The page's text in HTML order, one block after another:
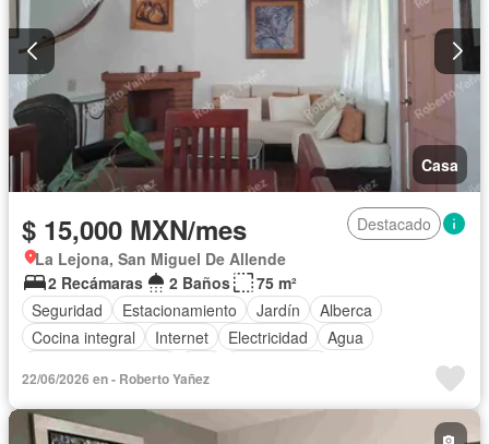
Casa
$ 15,000 MXN/mes
Destacado
La Lejona, San Miguel De Allende
2 Recámaras
2 Baños
75 m²
Seguridad
Estacionamiento Jardín
Alberca
Cocina integral
Internet Electricidad
Agua
Completamente amueblado
22/06/2026 en - Roberto Yañez